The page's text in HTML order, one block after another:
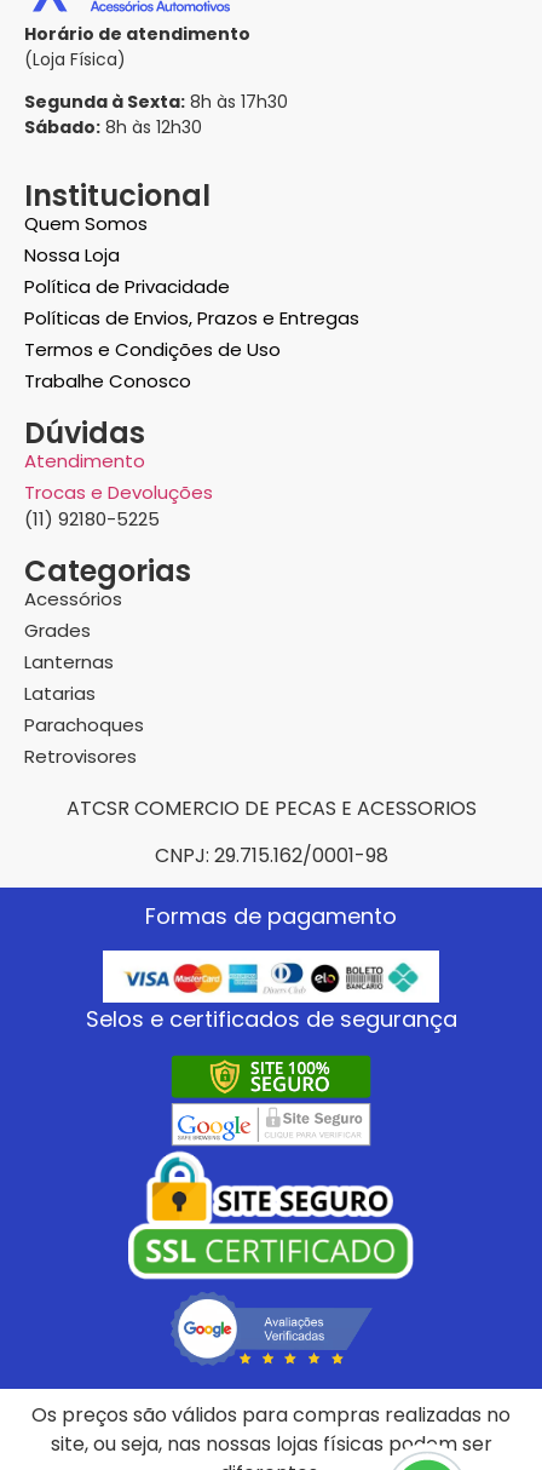
Horário de atendimento
(Loja Física)
Segunda à Sexta: 8h às 17h30
Sábado: 8h às 12h30
Institucional
Quem Somos
Nossa Loja
Política de Privacidade
Políticas de Envios, Prazos e Entregas
Termos e Condições de Uso
Trabalhe Conosco
Dúvidas
Atendimento
Trocas e Devoluções
(11) 92180-5225
Categorias
Acessórios
Grades
Lanternas
Latarias
Parachoques
Retrovisores
ATCSR COMERCIO DE PECAS E ACESSORIOS
CNPJ: 29.715.162/0001-98
Formas de pagamento
Selos e certificados de segurança
Os preços são válidos para compras realizadas no
site, ou seja, nas nossas lojas físicas podem ser